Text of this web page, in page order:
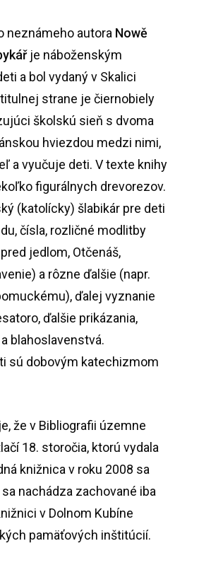
neznámeho autora Nowě
je náboženským
a bol vydaný v Skalici
strane je čiernobiely
školskú sieň s dvoma
hviezdou medzi nimi,
a vyučuje deti. V texte knihy
figurálnych drevorezov.
(katolícky) šlabikár pre deti
čísla, rozličné modlitby
jedlom, Otčenáš,
a rôzne ďalšie (napr.
ďalej vyznanie
ďalšie prikázania,
blahoslavenstvá.
sú dobovým katechizmom
že v Bibliografii územne
18. storočia, ktorú vydala
knižnica v roku 2008 sa
nachádza zachované iba
v Dolnom Kubíne
pamäťových inštitúcií.